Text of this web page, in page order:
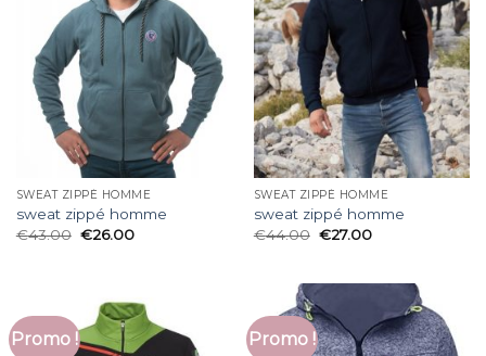
SWEAT ZIPPÉ HOMME
sweat zippé homme
€43.00 €26.00
SWEAT ZIPPÉ HOMME
sweat zippé homme
€44.00 €27.00
Promo ! Promo !